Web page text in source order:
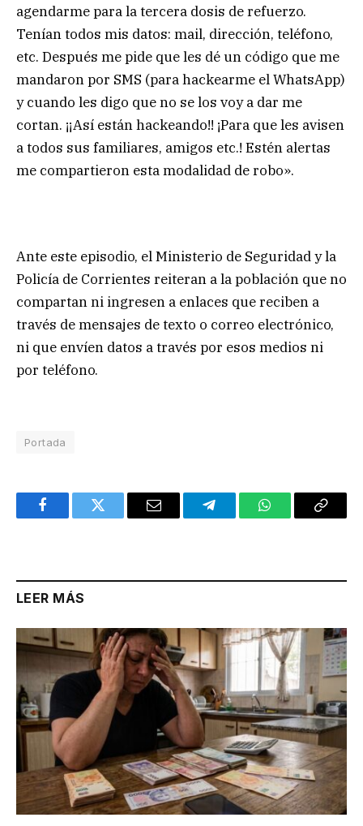
agendarme para la tercera dosis de refuerzo.
Tenían todos mis datos: mail, dirección, teléfono,
etc. Después me pide que les dé un código que me
mandaron por SMS (para hackearme el WhatsApp)
y cuando les digo que no se los voy a dar me
cortan. ¡¡Así están hackeando!! ¡Para que les avisen
a todos sus familiares, amigos etc.! Estén alertas
me compartieron esta modalidad de robo».
Ante este episodio, el Ministerio de Seguridad y la
Policía de Corrientes reiteran a la población que no
compartan ni ingresen a enlaces que reciben a
través de mensajes de texto o correo electrónico,
ni que envíen datos a través por esos medios ni
por teléfono.
Portada
FacebookTwitter Email TelegramWhatsAppCopy
LEER MÁS